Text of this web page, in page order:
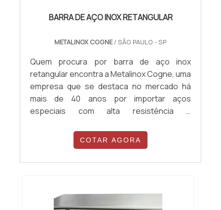
BARRA DE AÇO INOX RETANGULAR
METALINOX COGNE/ SÃO PAULO - SP
Quem procura por barra de aço inox
retangular encontra a Metalinox Cogne, uma
empresa que se destaca no mercado há
mais de 40 anos por importar aços
especiais com alta resistência e
companhia investe constantemente em
melhorias nos seus processos, além de
possuir um rigoroso controle de qualidade.
atendimento de excelência...
COTAR AGORA